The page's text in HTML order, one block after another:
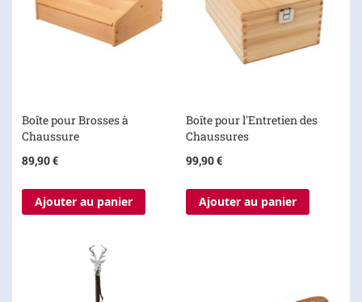
Boîte pour Brosses à
Chaussure
89,90 €
Ajouter au panier
Boîte pour l'Entretien des
Chaussures
99,90 €
Ajouter au panier